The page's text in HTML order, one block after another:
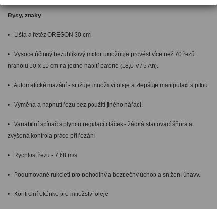
Rysy, znaky
• Lišta a řetěz OREGON 30 cm
• Vysoce účinný bezuhlíkový motor umožňuje provést více než 70 řezů
hranolu 10 x 10 cm na jedno nabití baterie (18,0 V / 5 Ah).
• Automatické mazání - snižuje množství oleje a zlepšuje manipulaci s pilou.
• Výměna a napnutí řezu bez použití jiného nářadí.
• Variabilní spínač s plynou regulací otáček - žádná startovací šňůra a
zvýšená kontrola práce při řezání
• Rychlost řezu - 7,68 m/s
• Pogumované rukojeti pro pohodlný a bezpečný úchop a snížení únavy.
• Kontrolní okénko pro množství oleje